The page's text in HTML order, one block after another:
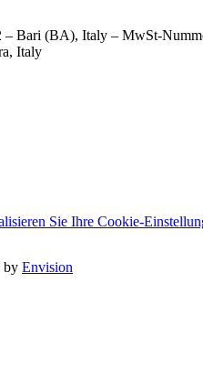
Bari (BA), Italy – MwSt-
Italy
Sie Ihre Cookie-
by Envision